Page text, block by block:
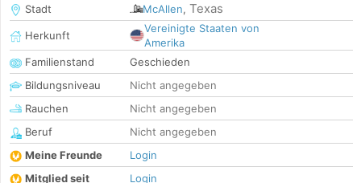
Stadt
McAllen, Texas
Herkunft
Vereinigte Staaten von
Amerika
Familienstand
Geschieden
Bildungsniveau
Nicht angegeben
Rauchen
Nicht angegeben
Beruf
Nicht angegeben
Meine Freunde
Login
Mitglied seit
Login